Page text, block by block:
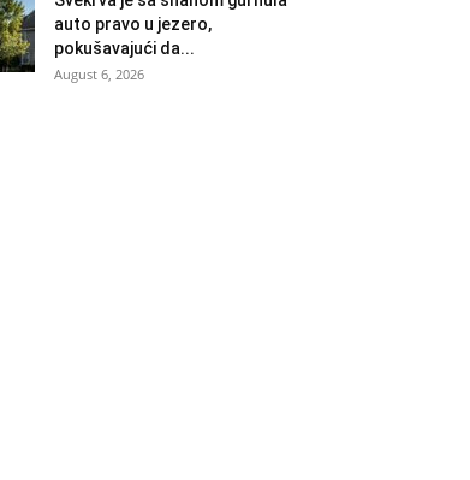
auto pravo u jezero,
pokušavajući da...
August 6, 2026